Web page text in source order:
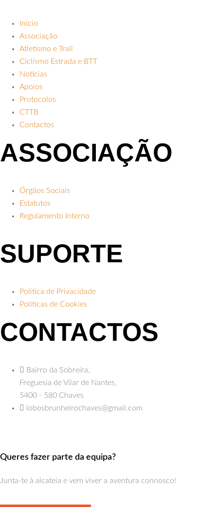
Início
Associação
Atletismo e Trail
Ciclismo Estrada e BTT
Notícias
Apoios
Protocolos
CTTB
Contactos
ASSOCIAÇÃO
Órgãos Sociais
Estatutos
Regulamento Interno
SUPORTE
Politica de Privacidade
Políticas de Cookies
CONTACTOS
Bairro da Sobreira,
Freguesia de Vilar de Nantes,
5400 - 580 Chaves
lobosbrunheirochaves@gmail.com
Queres fazer parte da equipa?
Junta-te à alcateia e vem viver a aventura connosco!